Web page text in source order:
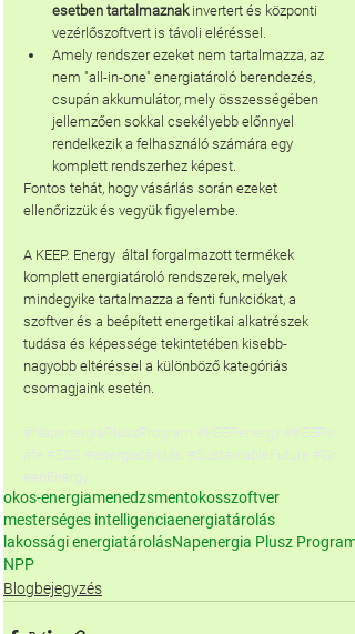
esetben tartalmaznak invertert és központi
vezérlőszoftvert is távoli eléréssel.
Amely rendszer ezeket nem tartalmazza, az
nem "all-in-one" energiatároló berendezés,
csupán akkumulátor, mely összességében
jellemzően sokkal csekélyebb előnnyel
rendelkezik a felhasználó számára egy
komplett rendszerhez képest.
Fontos tehát, hogy vásárlás során ezeket
ellenőrizzük és vegyük figyelembe.
A KEEP. Energy által forgalmazott termékek
komplett energiatároló rendszerek, melyek
mindegyike tartalmazza a fenti funkciókat, a
szoftver és a beépített energetikai alkatrészek
tudása és képessége tekintetében kisebb-
nagyobb eltéréssel a különböző kategóriás
csomagjaink esetén.
#NapenergiaPluszProgram #KEEPenergy #KEEPs
afe #ESS #energiatárolás #SustainableFuture #Gr
eenEnergy
okos-energiamenedzsmentokosszoftver
mesterséges intelligenciaenergiatárolás
lakossági energiatárolásNapenergia Plusz Program
NPP
Blogbejegyzés